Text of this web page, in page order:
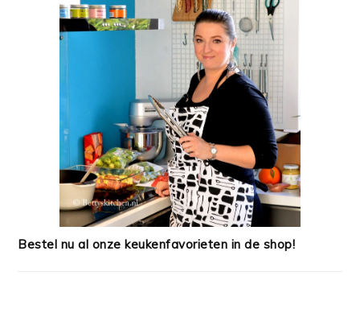
Bestel nu al onze keukenfavorieten in de shop!